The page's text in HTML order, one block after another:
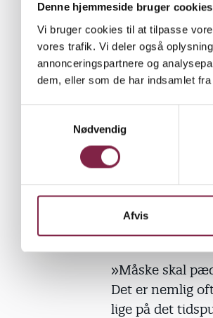
Denne hjemmeside bruger cookies
Vi bruger cookies til at tilpasse
vores trafik. Vi deler også
annonceringspartnere og
dem, eller som de har indsamlet
v
Nødvendig
Afvis
At bevæge sig
synes vi
fysiske
forskellige
Generelt er
end dagtilbud i
er meget
Beate
der kan være
bevæger sig.
»Måske skal
Det er nemlig
lige på det